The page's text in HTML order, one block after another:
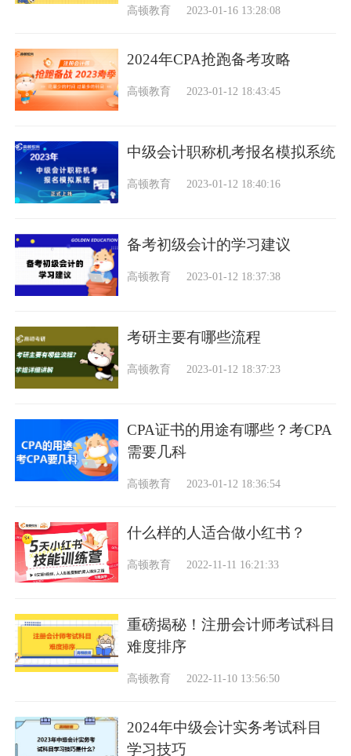
高顿教育 2023-01-16 13:28:08
2024年CPA抢跑备考攻略
高顿教育 2023-01-12 18:43:45
中级会计职称机考报名模拟系统
高顿教育 2023-01-12 18:40:16
备考初级会计的学习建议
高顿教育 2023-01-12 18:37:38
考研主要有哪些流程
高顿教育 2023-01-12 18:37:23
CPA证书的用途有哪些？考CPA
需要几科
高顿教育 2023-01-12 18:36:54
什么样的人适合做小红书？
高顿教育 2022-11-11 16:21:33
重磅揭秘！注册会计师考试科目
难度排序
高顿教育 2022-11-10 13:56:50
2024年中级会计实务考试科目
学习技巧